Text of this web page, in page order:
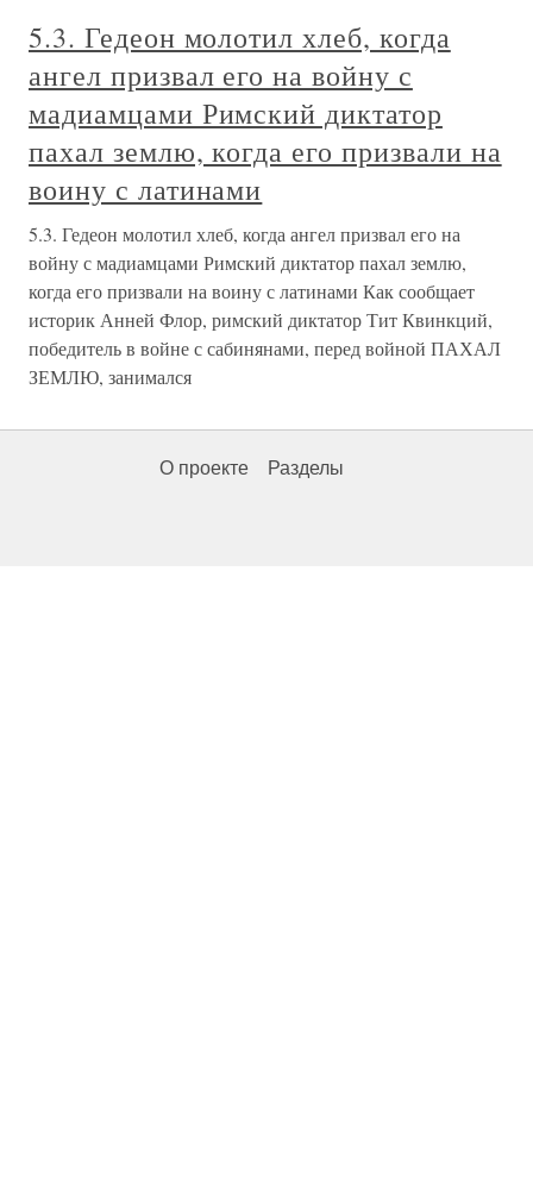
5.3. Гедеон молотил хлеб, когда
ангел призвал его на войну с
мадиамцами Римский диктатор
пахал землю, когда его призвали на
воину с латинами
5.3. Гедеон молотил хлеб, когда ангел призвал его на
войну с мадиамцами Римский диктатор пахал землю,
когда его призвали на воину с латинами Как сообщает
историк Анней Флор, римский диктатор Тит Квинкций,
победитель в войне с сабинянами, перед войной ПАХАЛ
ЗЕМЛЮ, занимался
О проекте Разделы